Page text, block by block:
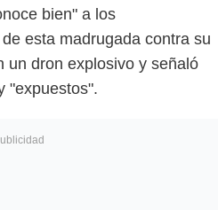
bien" a los
esta madrugada contra su
un dron explosivo y señaló
"expuestos".